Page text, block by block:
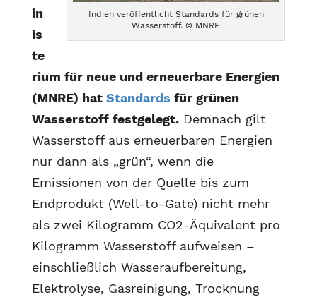
Indien veröffentlicht Standards für grünen
Wasserstoff. © MNRE
in
is
te
rium für neue und erneuerbare Energien
(MNRE) hat Standards für grünen
Wasserstoff festgelegt.Demnach gilt
Wasserstoff aus erneuerbaren Energien
nur dann als „grün“, wenn die
Emissionen von der Quelle bis zum
Endprodukt (Well-to-Gate) nicht mehr
als zwei Kilogramm CO2-Äquivalent pro
Kilogramm Wasserstoff aufweisen –
einschließlich Wasseraufbereitung,
Elektrolyse, Gasreinigung, Trocknung